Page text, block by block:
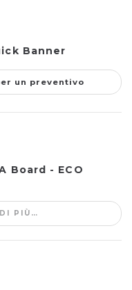
Banner
un preventivo
Board - ECO
DI PIÙ…